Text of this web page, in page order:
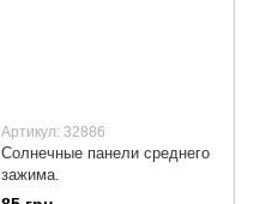
Артикул: 32886
Солнечные панели среднего
зажима.